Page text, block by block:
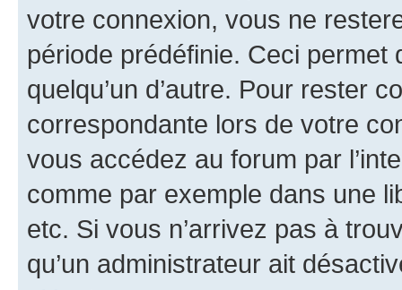
votre connexion, vous ne
période prédéfinie. Ceci permet
quelqu’un d’autre. Pour rester
correspondante lors de votre
vous accédez au forum par
comme par exemple dans une
etc. Si vous n’arrivez pas à
qu’un administrateur ait